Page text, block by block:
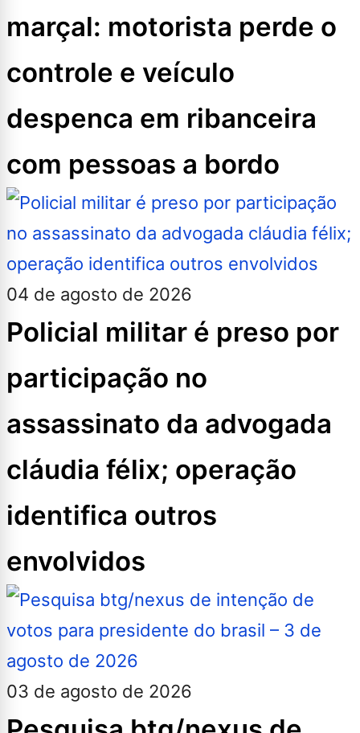
marçal: motorista perde o
controle e veículo
despenca em ribanceira
com pessoas a bordo
04 de agosto de 2026
Policial militar é preso por
participação no
assassinato da advogada
cláudia félix; operação
identifica outros
envolvidos
03 de agosto de 2026